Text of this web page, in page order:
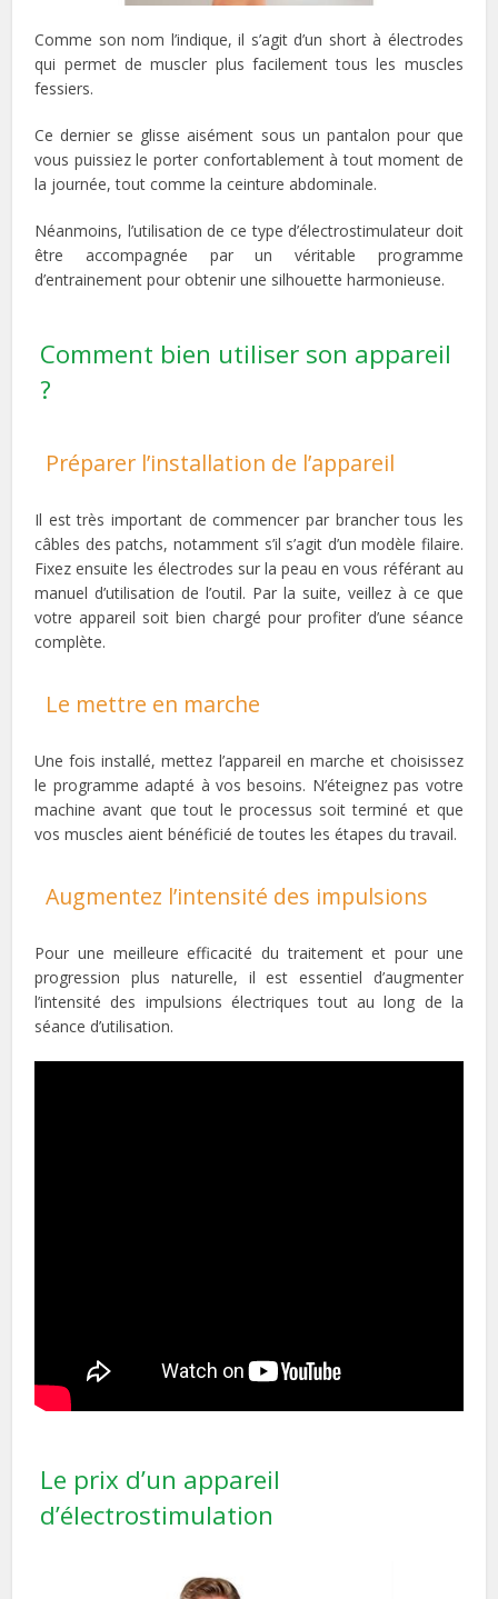
Comme son nom l’indique, il s’agit d’un short à électrodes
qui permet de muscler plus facilement tous les muscles
fessiers.
Ce dernier se glisse aisément sous un pantalon pour que
vous puissiez le porter confortablement à tout moment de
la journée, tout comme la ceinture abdominale.
Néanmoins, l’utilisation de ce type d’électrostimulateur doit
être accompagnée par un véritable programme
d’entrainement pour obtenir une silhouette harmonieuse.
Comment bien utiliser son appareil
?
Préparer l’installation de l’appareil
Il est très important de commencer par brancher tous les
câbles des patchs, notamment s’il s’agit d’un modèle filaire.
Fixez ensuite les électrodes sur la peau en vous référant au
manuel d’utilisation de l’outil. Par la suite, veillez à ce que
votre appareil soit bien chargé pour profiter d’une séance
complète.
Le mettre en marche
Une fois installé, mettez l’appareil en marche et choisissez
le programme adapté à vos besoins. N’éteignez pas votre
machine avant que tout le processus soit terminé et que
vos muscles aient bénéficié de toutes les étapes du travail.
Augmentez l’intensité des impulsions
Pour une meilleure efficacité du traitement et pour une
progression plus naturelle, il est essentiel d’augmenter
l’intensité des impulsions électriques tout au long de la
séance d’utilisation.
Le prix d’un appareil
d’électrostimulation